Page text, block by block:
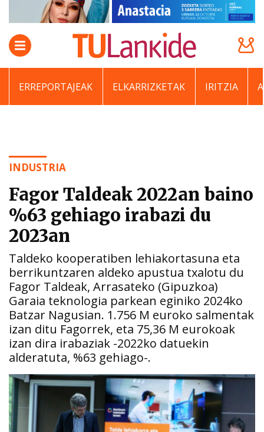
ERREPORTAJEAK ELKARRIZKETAK IRITZIA
INDUSTRIA
Fagor Taldeak 2022an baino
%63 gehiago irabazi du
2023an
Taldeko kooperatiben lehiakortasuna eta
berrikuntzaren aldeko apustua txalotu du
Fagor Taldeak, Arrasateko (Gipuzkoa)
Garaia teknologia parkean eginiko 2024ko
Batzar Nagusian. 1.756 M euroko salmentak
izan ditu Fagorrek, eta 75,36 M eurokoak
izan dira irabaziak -2022ko datuekin
alderatuta, %63 gehiago-.